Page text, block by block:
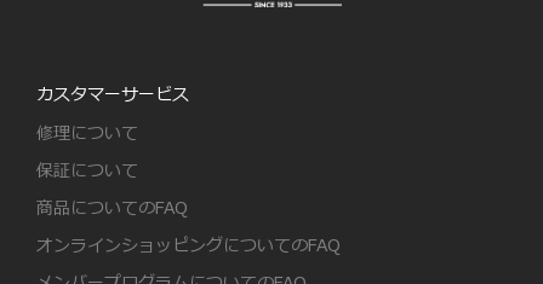
カスタマーサービス
修理について
保証について
商品についてのFAQ
オンラインショッピングについてのFAQ